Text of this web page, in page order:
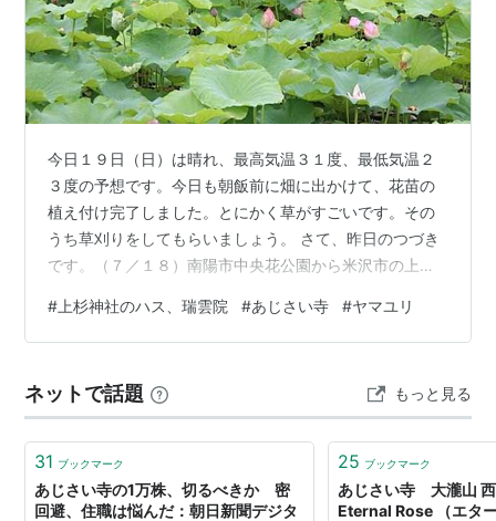
今日１９日（日）は晴れ、最高気温３１度、最低気温２
３度の予想です。今日も朝飯前に畑に出かけて、花苗の
植え付け完了しました。とにかく草がすごいです。その
うち草刈りをしてもらいましょう。 さて、昨日のつづき
です。（７／１８）南陽市中央花公園から米沢市の上杉
います。葉っぱばかりで花の姿がありませんでした。一
番奥に行くと咲いていました。アメンボカメコイこれで
米沢ラーメンを代表する店のひとつで、行列のできる人
気店「ひらま」さんです。この日もすごい行列でした。
その近くにある​ 瑞雲院 へ到着です。 www.…
# 上杉神社のハス、瑞雲院 #あじさい寺 #ヤマユリ
ネットで話題 もっと見る
31 ブックマーク
あじさい寺の1万株、切るべきか 密
回避、住職は悩んだ：朝日新聞デジタ
25 ブックマーク
あじさい寺 大瀧山
Eternal Rose （エタ